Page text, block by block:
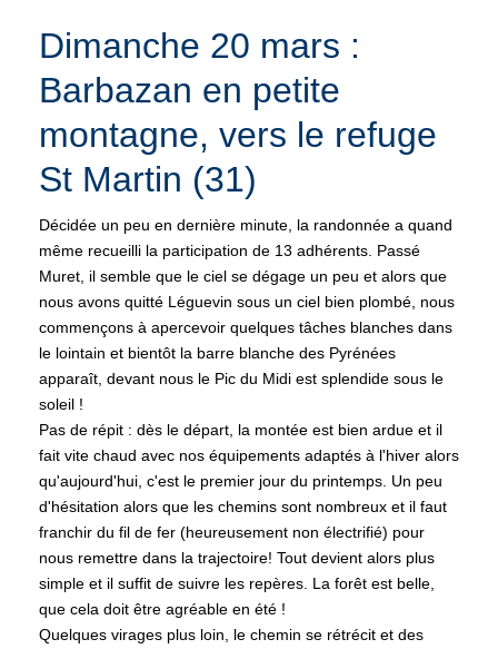
Dimanche 20 mars :
Barbazan en petite
montagne, vers le refuge
St Martin (31)
Décidée un peu en dernière minute, la randonnée a quand
même recueilli la participation de 13 adhérents. Passé
Muret, il semble que le ciel se dégage un peu et alors que
nous avons quitté Léguevin sous un ciel bien plombé, nous
commençons à apercevoir quelques tâches blanches dans
le lointain et bientôt la barre blanche des Pyrénées
apparaît, devant nous le Pic du Midi est splendide sous le
soleil !
Pas de répit : dès le départ, la montée est bien ardue et il
fait vite chaud avec nos équipements adaptés à l'hiver alors
qu'aujourd'hui, c'est le premier jour du printemps. Un peu
d'hésitation alors que les chemins sont nombreux et il faut
franchir du fil de fer (heureusement non électrifié) pour
nous remettre dans la trajectoire! Tout devient alors plus
simple et il suffit de suivre les repères. La forêt est belle,
que cela doit être agréable en été !
Quelques virages plus loin, le chemin se rétrécit et des